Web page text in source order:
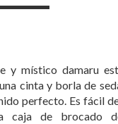
y místico damaru
cinta y borla de
perfecto. Es fácil
caja de brocado